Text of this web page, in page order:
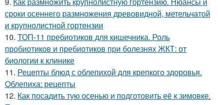
сроки осеннего размножения древовидной, метельчатой
и крупнолистной гортензии
10. ТОП-11 пребиотиков для кишечника. Роль
пробиотиков и пребиотиков при болезнях ЖКТ: от
биологии к клинике
11. Рецепты блюд с облепихой для крепкого здоровья.
Облепиха: рецепты
12. Как посадить тую осенью и подготовить её к зимовке.